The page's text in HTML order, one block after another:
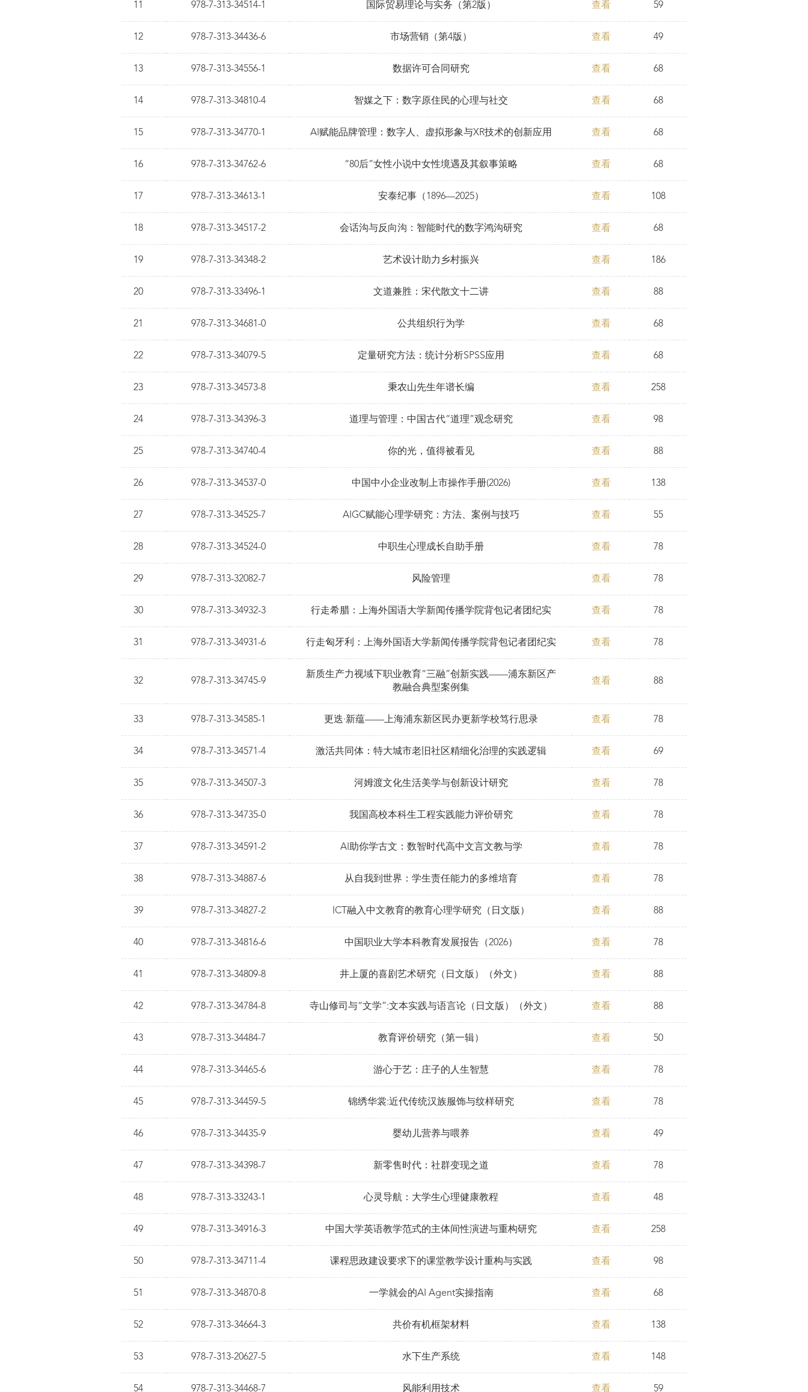
11 978-7-313-34514-1 国际贸易理论与实务（第2版） 查看 59
12 978-7-313-34436-6 市场营销（第4版） 查看 49
13 978-7-313-34556-1 数据许可合同研究 查看 68
14 978-7-313-34810-4 智媒之下：数字原住民的心理与社交 查看 68
15 978-7-313-34770-1 AI赋能品牌管理：数字人、虚拟形象与XR技术的创新应用 查看 68
16 978-7-313-34762-6 “80后”女性小说中女性境遇及其叙事策略 查看 68
17 978-7-313-34613-1 安泰纪事（1896—2025） 查看 108
18 978-7-313-34517-2 会话沟与反向沟：智能时代的数字鸿沟研究 查看 68
19 978-7-313-34348-2 艺术设计助力乡村振兴 查看 186
20 978-7-313-33496-1 文道兼胜：宋代散文十二讲 查看 88
21 978-7-313-34681-0 公共组织行为学 查看 68
22 978-7-313-34079-5 定量研究方法：统计分析SPSS应用 查看 68
23 978-7-313-34573-8 秉农山先生年谱长编 查看 258
24 978-7-313-34396-3 道理与管理：中国古代“道理”观念研究 查看 98
25 978-7-313-34740-4 你的光，值得被看见 查看 88
26 978-7-313-34537-0 中国中小企业改制上市操作手册(2026) 查看 138
27 978-7-313-34525-7 AIGC赋能心理学研究：方法、案例与技巧 查看 55
28 978-7-313-34524-0 中职生心理成长自助手册 查看 78
29 978-7-313-32082-7 风险管理 查看 78
30 978-7-313-34932-3 行走希腊：上海外国语大学新闻传播学院背包记者团纪实 查看 78
31 978-7-313-34931-6 行走匈牙利：上海外国语大学新闻传播学院背包记者团纪实 查看 78
32 978-7-313-34745-9
新质生产力视域下职业教育“三融”创新实践——浦东新区产
教融合典型案例集
查看 88
33 978-7-313-34585-1 更迭·新蕴——上海浦东新区民办更新学校笃行思录 查看 78
34 978-7-313-34571-4 激活共同体：特大城市老旧社区精细化治理的实践逻辑 查看 69
35 978-7-313-34507-3 河姆渡文化生活美学与创新设计研究 查看 78
36 978-7-313-34735-0 我国高校本科生工程实践能力评价研究 查看 78
37 978-7-313-34591-2 AI助你学古文：数智时代高中文言文教与学 查看 78
38 978-7-313-34887-6 从自我到世界：学生责任能力的多维培育 查看 78
39 978-7-313-34827-2 ICT融入中文教育的教育心理学研究（日文版） 查看 88
40 978-7-313-34816-6 中国职业大学本科教育发展报告（2026） 查看 78
41 978-7-313-34809-8 井上厦的喜剧艺术研究（日文版）（外文） 查看 88
42 978-7-313-34784-8 寺山修司与“文学”:文本实践与语言论（日文版）（外文） 查看 88
43 978-7-313-34484-7 教育评价研究（第一辑） 查看 50
44 978-7-313-34465-6 游心于艺：庄子的人生智慧 查看 78
45 978-7-313-34459-5 锦绣华裳:近代传统汉族服饰与纹样研究 查看 78
46 978-7-313-34435-9 婴幼儿营养与喂养 查看 49
47 978-7-313-34398-7 新零售时代：社群变现之道 查看 78
48 978-7-313-33243-1 心灵导航：大学生心理健康教程 查看 48
49 978-7-313-34916-3 中国大学英语教学范式的主体间性演进与重构研究 查看 258
50 978-7-313-34711-4 课程思政建设要求下的课堂教学设计重构与实践 查看 98
51 978-7-313-34870-8 一学就会的AI Agent实操指南 查看 68
52 978-7-313-34664-3 共价有机框架材料 查看 138
53 978-7-313-20627-5 水下生产系统 查看 148
54 978-7-313-34468-7 风能利用技术 查看 59